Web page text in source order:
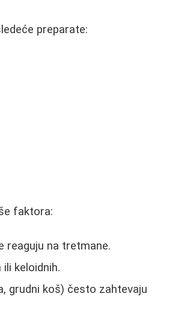
preparate:
faktora:
reaguju na tretmane.
keloidnih.
grudni koš) često zahtevaju